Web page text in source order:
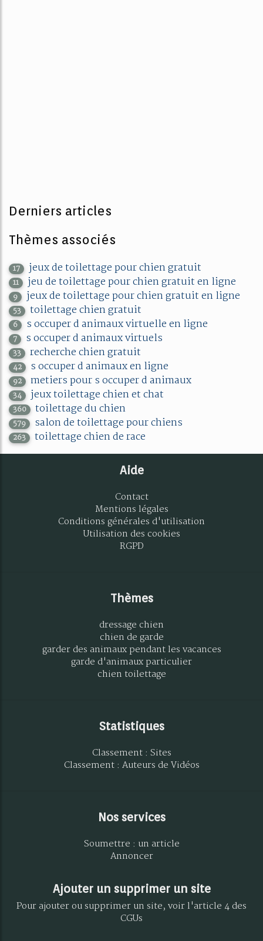
Derniers articles
Thèmes associés
17 jeux de toilettage pour chien gratuit
11 jeu de toilettage pour chien gratuit en ligne
9 jeux de toilettage pour chien gratuit en ligne
53 toilettage chien gratuit
6 s occuper d animaux virtuelle en ligne
7 s occuper d animaux virtuels
33 recherche chien gratuit
42 s occuper d animaux en ligne
92 metiers pour s occuper d animaux
34 jeux toilettage chien et chat
360 toilettage du chien
579 salon de toilettage pour chiens
263 toilettage chien de race
Aide
Contact
Mentions légales
Conditions générales d'utilisation
Utilisation des cookies
RGPD
Thèmes
dressage chien
chien de garde
garder des animaux pendant les vacances
garde d'animaux particulier
chien toilettage
Statistiques
Classement : Sites
Classement : Auteurs de Vidéos
Nos services
Soumettre : un article
Annoncer
Ajouter un supprimer un site
Pour ajouter ou supprimer un site, voir l'article 4 des
CGUs